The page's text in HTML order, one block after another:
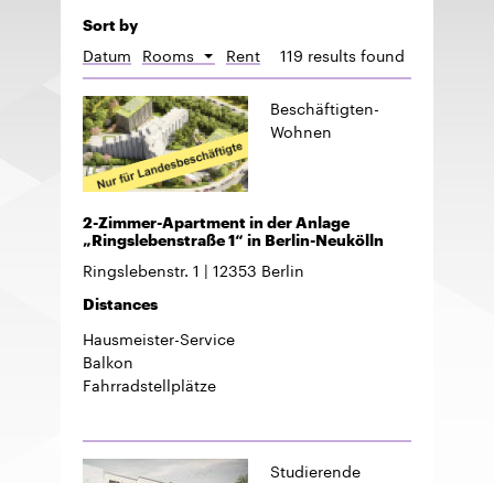
Sort by
Datum Rooms Sort
descending
Rent 119 results found
Beschäftigten-
Wohnen
2-Zimmer-Apartment in der Anlage
„Ringslebenstraße 1“ in Berlin-Neukölln
Ringslebenstr. 1 12353 Berlin
Distances
Hausmeister-Service
Balkon
Fahrradstellplätze
Studierende